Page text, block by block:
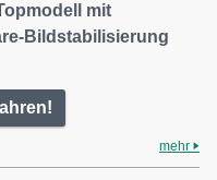
mit
Bildstabilisierung
mehr